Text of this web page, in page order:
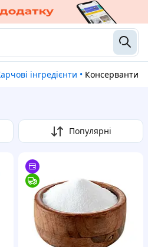
Харчові інгредієнти • Консерванти
Популярні